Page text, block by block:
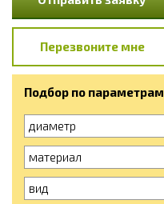
Перезвоните мне
Подбор по параметрам
диаметр
материал
вид